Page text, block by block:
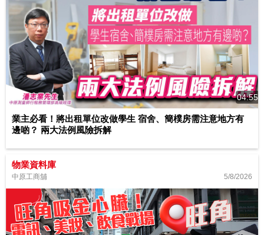
04:55
業主必看！將出租單位改做學生 宿舍、簡樸房需注意地方有
邊啲？ 兩大法例風險拆解
物業資料庫
中原工商舖 5/8/2026